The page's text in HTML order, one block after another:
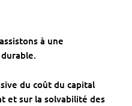
à une
du coût du capital
et sur la solvabilité des